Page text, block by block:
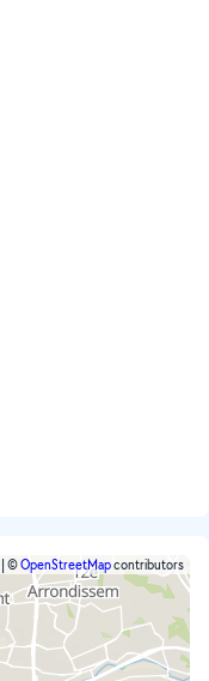
©OpenStreetMapcontributors